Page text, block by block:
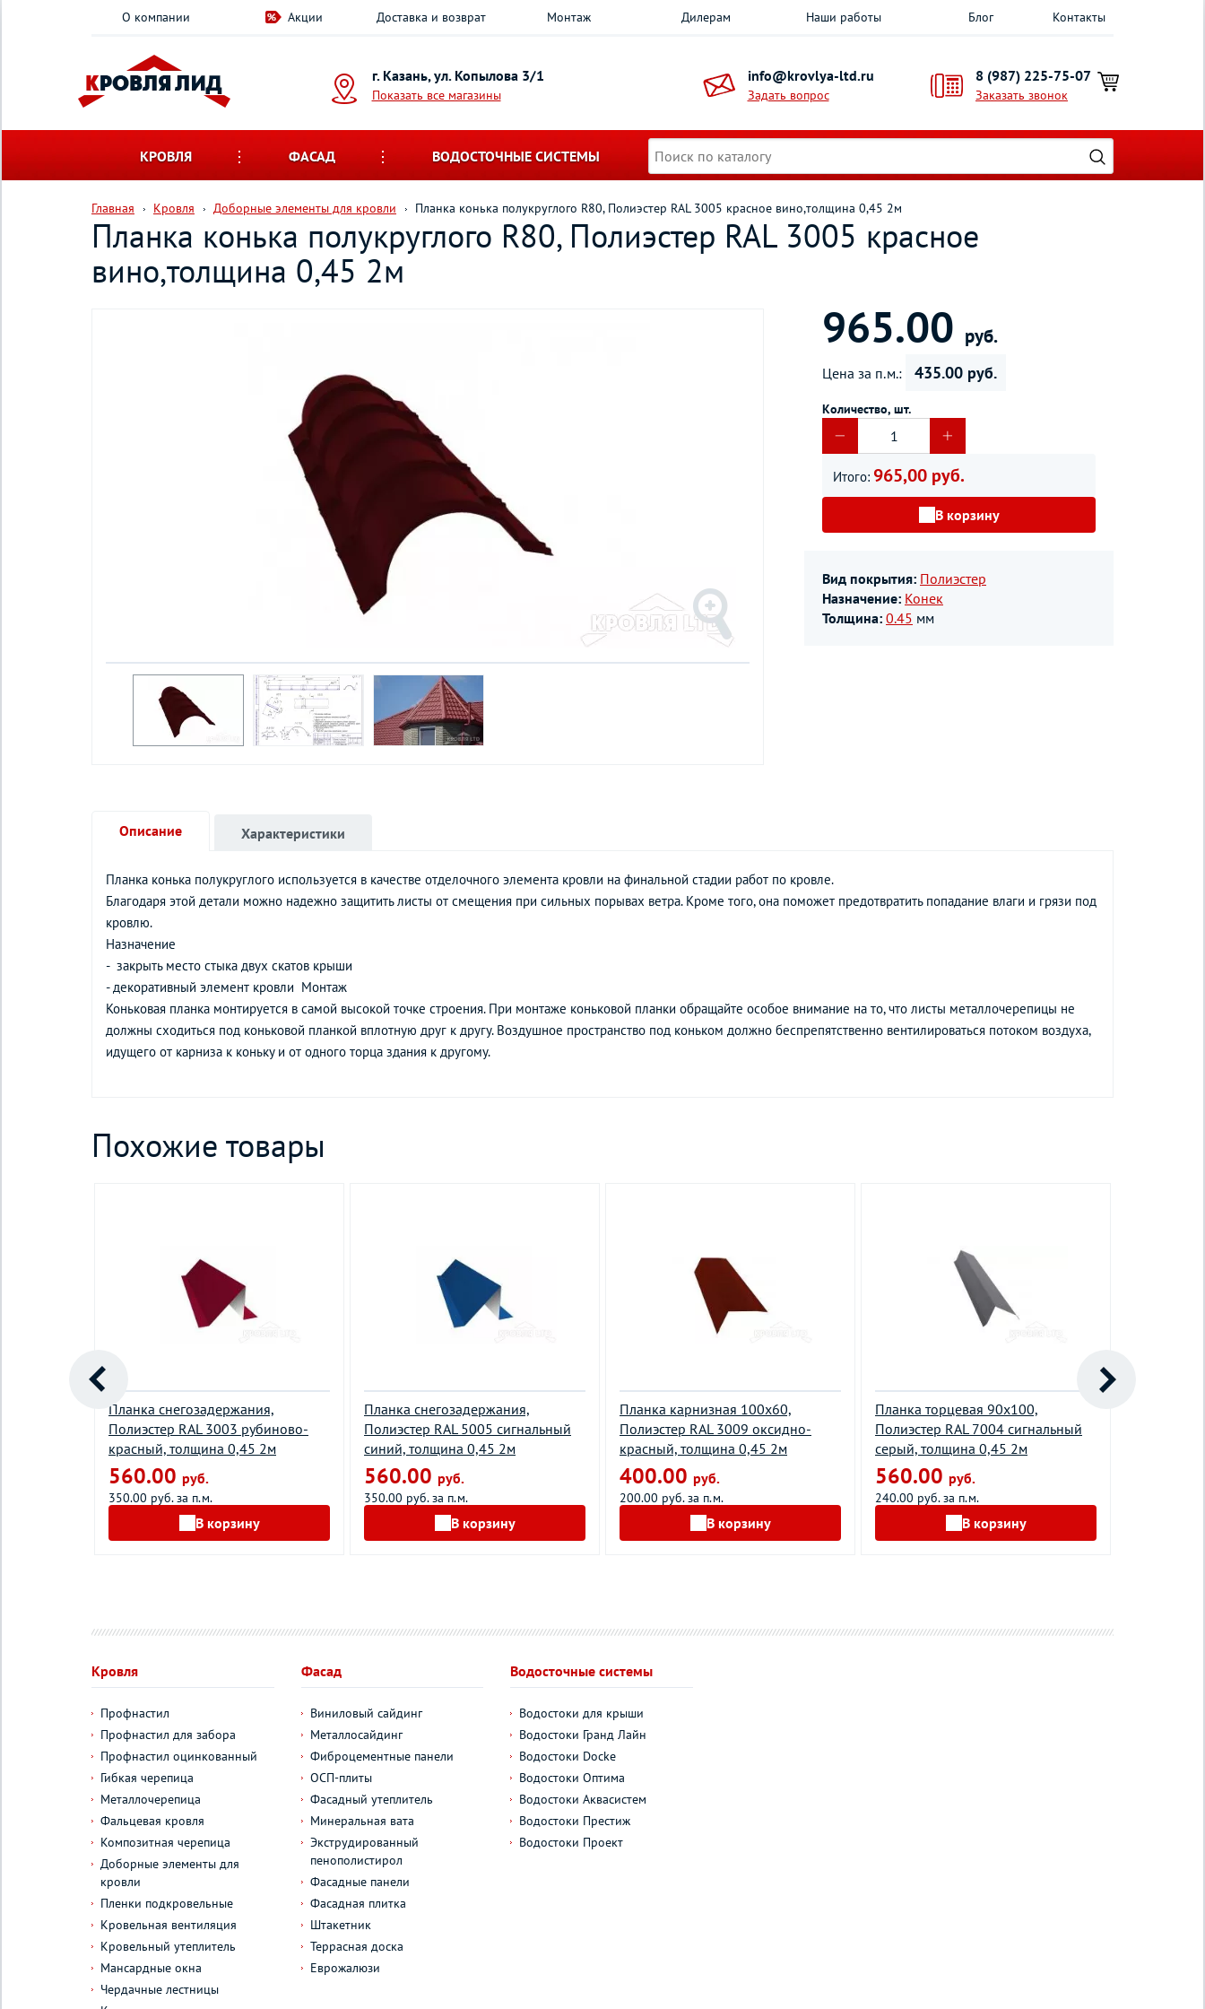
О компании Акции Доставка и возврат Монтаж Дилерам Наши работы Блог Контакты
г. Казань, ул. Копылова 3/1
Показать все магазины
info@krovlya-ltd.ru
Задать вопрос
8 (987) 225-75-07
Заказать звонок
КРОВЛЯ ФАСАД ВОДОСТОЧНЫЕ СИСТЕМЫ
Главная Кровля Доборные элементы для кровли Планка конька полукруглого R80, Полиэстер RAL 3005 красное вино,толщина 0,45 2м
Планка конька полукруглого R80, Полиэстер RAL 3005 красное
вино,толщина 0,45 2м
965.00 руб.
Цена за п.м.: 435.00 руб.
Количество, шт.
Итого: 965,00 руб.
В корзину
Вид покрытия: Полиэстер
Назначение: Конек
Толщина: 0.45 мм
Описание
Планка конька полукруглого используется в качестве отделочного элемента кровли на финальной стадии работ по кровле.
Благодаря этой детали можно надежно защитить листы от смещения при сильных порывах ветра. Кроме того, она поможет предотвратить попадание влаги и грязи под
кровлю.
Назначение
- закрыть место стыка двух скатов крыши
- декоративный элемент кровли Монтаж
Коньковая планка монтируется в самой высокой точке строения. При монтаже коньковой планки обращайте особое внимание на то, что листы металлочерепицы не
должны сходиться под коньковой планкой вплотную друг к другу. Воздушное пространство под коньком должно беспрепятственно вентилироваться потоком воздуха,
идущего от карниза к коньку и от одного торца здания к другому.
Характеристики
Похожие товары
Планка снегозадержания,
Полиэстер RAL 3003 рубиново-
красный, толщина 0,45 2м
560.00 руб.
350.00 руб. за п.м.
В корзину
Планка снегозадержания,
Полиэстер RAL 5005 сигнальный
синий, толщина 0,45 2м
560.00 руб.
350.00 руб. за п.м.
В корзину
Планка карнизная 100х60,
Полиэстер RAL 3009 оксидно-
красный, толщина 0,45 2м
400.00 руб.
200.00 руб. за п.м.
В корзину
Планка торцевая 90х100,
Полиэстер RAL 7004 сигнальный
серый, толщина 0,45 2м
560.00 руб.
240.00 руб. за п.м.
В корзину
Кровля
Профнастил
Профнастил для забора
Профнастил оцинкованный
Гибкая черепица
Металлочерепица
Фальцевая кровля
Композитная черепица
Доборные элементы для
кровли
Пленки подкровельные
Кровельная вентиляция
Кровельный утеплитель
Мансардные окна
Чердачные лестницы
Фасад
Виниловый сайдинг
Металлосайдинг
Фиброцементные панели
ОСП-плиты
Фасадный утеплитель
Минеральная вата
Экструдированный
пенополистирол
Фасадные панели
Фасадная плитка
Штакетник
Террасная доска
Еврожалюзи
Водосточные системы
Водостоки для крыши
Водостоки Гранд Лайн
Водостоки Docke
Водостоки Оптима
Водостоки Аквасистем
Водостоки Престиж
Водостоки Проект